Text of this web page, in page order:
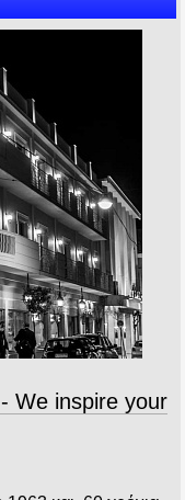
We inspire your